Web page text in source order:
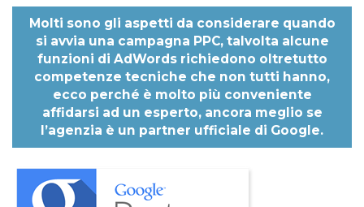
Molti sono gli aspetti da considerare quando
si avvia una campagna PPC, talvolta alcune
funzioni di AdWords richiedono oltretutto
competenze tecniche che non tutti hanno,
ecco perché è molto più conveniente
affidarsi ad un esperto, ancora meglio se
l’agenzia è un partner ufficiale di Google.